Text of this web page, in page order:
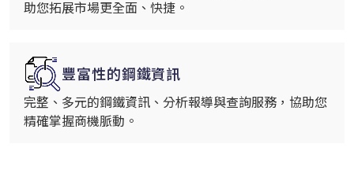
助您拓展市場更全面、快捷。
豐富性的鋼鐵資訊
完整、多元的鋼鐵資訊、分析報導與查詢服務，協助您
精確掌握商機脈動。